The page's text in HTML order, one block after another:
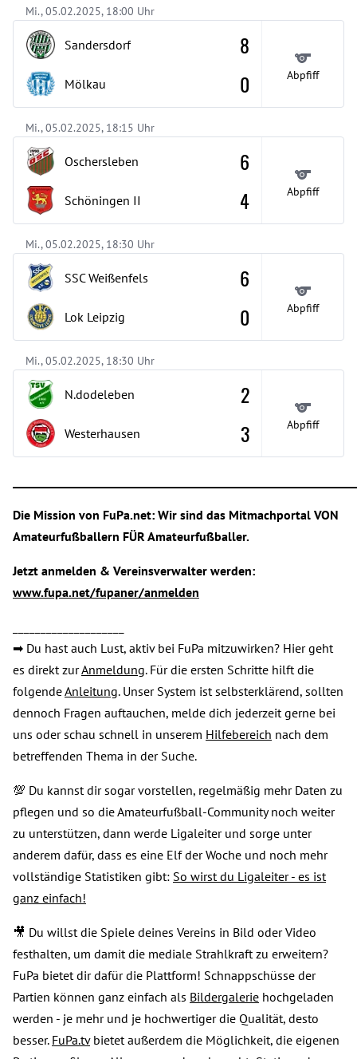
Mi., 05.02.2025, 18:00 Uhr
Sandersdorf
Mölkau
8
0
Abpfiff
Mi., 05.02.2025, 18:15 Uhr
Oschersleben
Schöningen II
6
4
Abpfiff
Mi., 05.02.2025, 18:30 Uhr
SSC Weißenfels
Lok Leipzig
6
0
Abpfiff
Mi., 05.02.2025, 18:30 Uhr
N.dodeleben
Westerhausen
2
3
Abpfiff
Die Mission von FuPa.net: Wir sind das Mitmachportal VON
Amateurfußballern FÜR Amateurfußballer.
Jetzt anmelden & Vereinsverwalter werden:
www.fupa.net/fupaner/anmelden
➡ Du hast auch Lust, aktiv bei FuPa mitzuwirken? Hier geht
es direkt zurAnmeldung. Für die ersten Schritte hilft die
folgendeAnleitung. Unser System ist selbsterklärend, sollten
dennoch Fragen auftauchen, melde dich jederzeit gerne bei
uns oder schau schnell in unserem Hilfebereich nach dem
betreffenden Thema in der Suche.
💯 Du kannst dir sogar vorstellen, regelmäßig mehr Daten zu
pflegen und so die Amateurfußball-Community noch weiter
zu unterstützen, dann werde Ligaleiter und sorge unter
anderem dafür, dass es eine Elf der Woche und noch mehr
vollständige Statistiken gibt: So wirst du Ligaleiter - es ist
ganz einfach!
🎥 Du willst die Spiele deines Vereins in Bild oder Video
festhalten, um damit die mediale Strahlkraft zu erweitern?
FuPa bietet dir dafür die Plattform! Schnappschüsse der
Partien können ganz einfach als Bildergalerie hochgeladen
werden - je mehr und je hochwertiger die Qualität, desto
besser. FuPa.tvbietet außerdem die Möglichkeit, die eigenen